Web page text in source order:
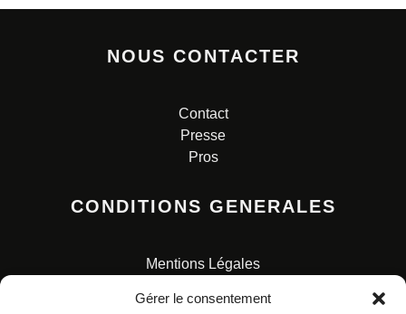
Gérer le consentement
NOUS CONTACTER
Contact
Presse
Pros
CONDITIONS GENERALES
Mentions Légales
Charte pour la protection des données personnelles